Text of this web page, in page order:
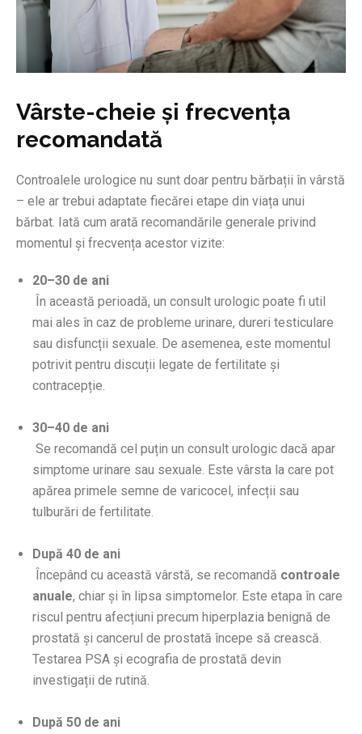
Vârste-cheie și frecvența
recomandată
Controalele urologice nu sunt doar pentru bărbații în vârstă
– ele ar trebui adaptate fiecărei etape din viața unui
bărbat. Iată cum arată recomandările generale privind
momentul și frecvența acestor vizite:
20–30 de ani
În această perioadă, un consult urologic poate fi util
mai ales în caz de probleme urinare, dureri testiculare
sau disfuncții sexuale. De asemenea, este momentul
potrivit pentru discuții legate de fertilitate și
contracepție.
30–40 de ani
Se recomandă cel puțin un consult urologic dacă apar
simptome urinare sau sexuale. Este vârsta la care pot
apărea primele semne de varicocel, infecții sau
tulburări de fertilitate.
După 40 de ani
Începând cu această vârstă, se recomandă controale
anuale, chiar și în lipsa simptomelor. Este etapa în care
riscul pentru afecțiuni precum hiperplazia benignă de
prostată și cancerul de prostată începe să crească.
Testarea PSA și ecografia de prostată devin
investigații de rutină.
După 50 de ani